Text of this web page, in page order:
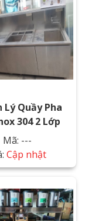
Lý Quầy Pha
304 2 Lớp
Mã: ---
Cập nhật